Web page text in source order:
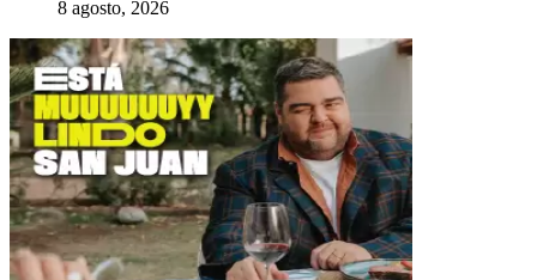
8 agosto, 2026